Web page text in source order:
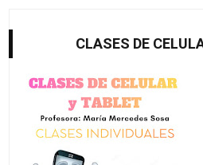
CLASES DE